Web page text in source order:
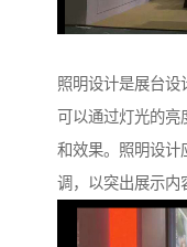
照明设计是展台设
可以通过灯光的亮
和效果。照明设计
调，以突出展示内